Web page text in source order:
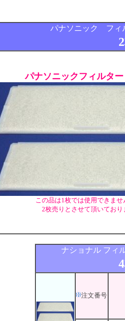
パナソニック フィ
パナソニックフィルタ
この品は1枚では使用できませ
2枚売りとさせて頂いており
ナショナル フィ
注文番号